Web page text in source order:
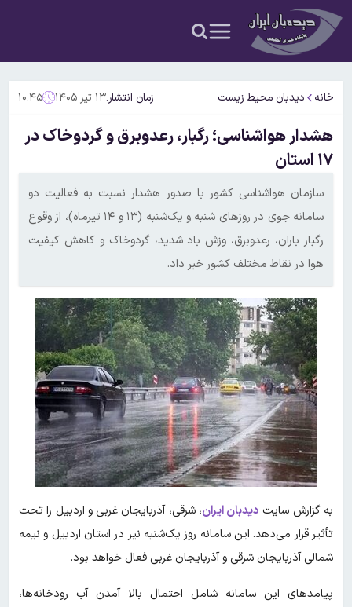
خانه دیدبان محیط زیست زمان انتشار:۱۳ تیر ۱۴۰۵ ۱۰:۴۵
هشدار هواشناسی؛ رگبار، رعدوبرق و گردوخاک در
۱۷ استان
سازمان هواشناسی کشور با صدور هشدار نسبت به فعالیت دو
سامانه جوی در روزهای شنبه و یک‌شنبه (۱۳ و ۱۴ تیرماه)، از وقوع
رگبار باران، رعدوبرق، وزش باد شدید، گردوخاک و کاهش کیفیت
هوا در نقاط مختلف کشور خبر داد.
به گزارش سایت دیدبان ایران، شرقی، آذربایجان غربی و اردبیل را تحت
تأثیر قرار می‌دهد. این سامانه روز یک‌شنبه نیز در استان اردبیل و نیمه
شمالی آذربایجان شرقی و آذربایجان غربی فعال خواهد بود.
پیامدهای این سامانه شامل احتمال بالا آمدن آب رودخانه‌ها،